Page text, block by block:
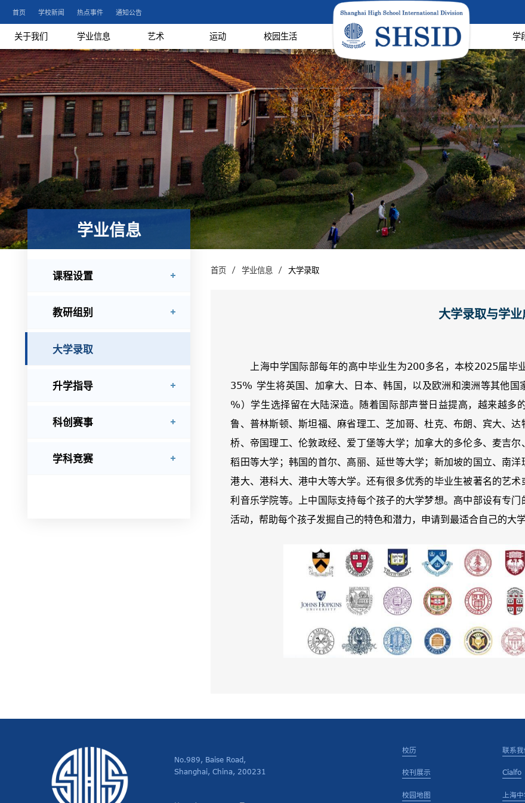
首页 学校新闻 热点事件 通知公告
关于我们 学业信息 艺术 运动 校园生活 学
学业信息
课程设置
教研组别
大学录取
升学指导
科创赛事
学科竞赛
首页 / 学业信息 / 大学录取
大学录取与学
上海中学国际部每年的高中毕业生为200多名，本校2025届毕
35% 学生将英国、加拿大、日本、韩国，以及欧洲和澳洲等其他
%）学生选择留在大陆深造。随着国际部声誉日益提高，越来越多
鲁、普林斯顿、斯坦福、麻省理工、芝加哥、杜克、布朗、宾大、
桥、帝国理工、伦敦政经、爱丁堡等大学；加拿大的多伦多、麦吉
稻田等大学；韩国的首尔、高丽、延世等大学；新加坡的国立、南
港大、港科大、港中大等大学。还有很多优秀的毕业生被著名的艺
利音乐学院等。上中国际支持每个孩子的大学梦想。高中部设有专
活动，帮助每个孩子发掘自己的特色和潜力，申请到最适合自己的大学
No.989, Baise Road,
Shanghai, China, 200231
校历
校刊展示
校园地图
联系我
Cialfo
上海